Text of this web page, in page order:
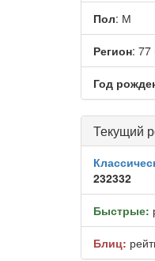
Пол: М
Регион: 77
Год
Текущий
232332
Быстрые:
Блиц: